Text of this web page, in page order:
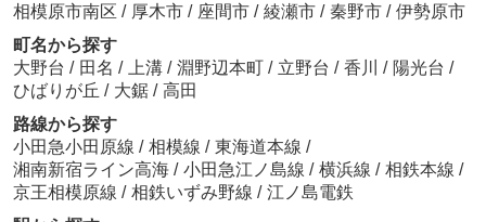
相模原市南区 / 厚木市 / 座間市 / 綾瀬市 / 秦野市 / 伊勢原市
町名から探す
大野台 / 田名 / 上溝 / 淵野辺本町 / 立野台 / 香川 / 陽光台 /
ひばりが丘 / 大鋸 / 高田
路線から探す
小田急小田原線 / 相模線 / 東海道本線 /
湘南新宿ライン高海 / 小田急江ノ島線 / 横浜線 / 相鉄本線 /
京王相模原線 / 相鉄いずみ野線 / 江ノ島電鉄